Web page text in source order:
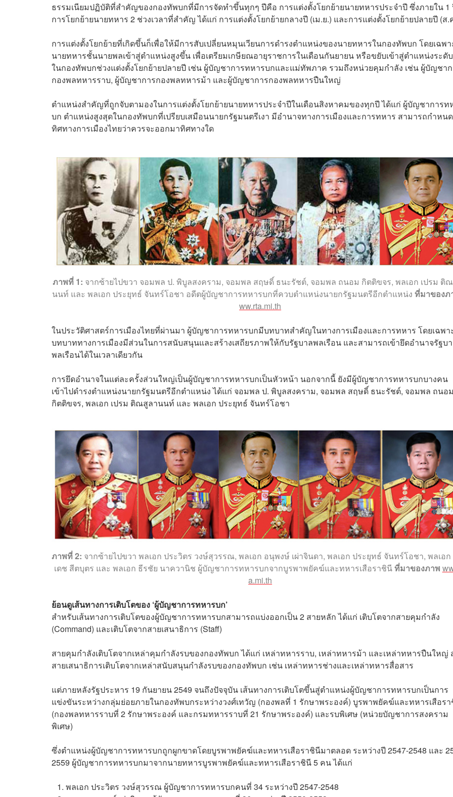
ธรรมเนียมปฏิบัติที่สำคัญของกองทัพบกที่มีการจัดทำขึ้นทุกๆ ปีคือ การแต่งตั้งโยกย้ายนายทหารประจำปี ซึ่งภายใน 1
การโยกย้ายนายทหาร 2 ช่วงเวลาที่สำคัญ ได้แก่ การแต่งตั้งโยกย้ายกลางปี (เม.ย.) และการแต่งตั้งโยกย้ายปลายปี (ส.
การแต่งตั้งโยกย้ายที่เกิดขึ้นก็เพื่อให้มีการสับเปลี่ยนหมุนเวียนการดำรงตำแหน่งของนายทหารในกองทัพบก โดยเฉพา
นายทหารชั้นนายพลเข้าสู่ตำแหน่งสูงขึ้น เพื่อเตรียมเกษียณอายุราชการในเดือนกันยายน หรือขยับเข้าสู่ตำแหน่งระดั
ในกองทัพบกช่วงแต่งตั้งโยกย้ายปลายปี เช่น ผู้บัญชาการทหารบกและแม่ทัพภาค รวมถึงหน่วยคุมกำลัง เช่น ผู้บัญชา
กองพลทหารราบ, ผู้บัญชาการกองพลทหารม้า และผู้บัญชาการกองพลทหารปืนใหญ่
ตำแหน่งสำคัญที่ถูกจับตามองในการแต่งตั้งโยกย้ายนายทหารประจำปีในเดือนสิงหาคมของทุกปี ได้แก่ ผู้บัญชาการท
บก ตำแหน่งสูงสุดในกองทัพบกที่เปรียบเสมือนนายกรัฐมนตรีเงา มีอำนาจทางการเมืองและการทหาร สามารถกำหนด
ทิศทางการเมืองไทยว่าควรจะออกมาทิศทางใด
ภาพที่ 1: จากซ้ายไปขวา จอมพล ป. พิบูลสงคราม, จอมพล สฤษดิ์ ธนะรัชต์, จอมพล ถนอม กิตติขจร, พลเอก เปรม ติ
นนท์ และ พลเอก ประยุทธ์ จันทร์โอชา อดีตผู้บัญชาการทหารบกที่ควบตำแหน่งนายกรัฐมนตรีอีกตำแหน่ง ที่มาของภ
ww.rta.mi.th
ในประวัติศาสตร์การเมืองไทยที่ผ่านมา ผู้บัญชาการทหารบกมีบทบาทสำคัญในทางการเมืองและการทหาร โดยเฉพา
บทบาททางการเมืองมีส่วนในการสนับสนุนและสร้างเสถียรภาพให้กับรัฐบาลพลเรือน และสามารถเข้ายึดอำนาจรัฐบ
พลเรือนได้ในเวลาเดียวกัน
การยึดอำนาจในแต่ละครั้งส่วนใหญ่เป็นผู้บัญชาการทหารบกเป็นหัวหน้า นอกจากนี้ ยังมีผู้บัญชาการทหารบกบางคน
เข้าไปดำรงตำแหน่งนายกรัฐมนตรีอีกตำแหน่ง ได้แก่ จอมพล ป. พิบูลสงคราม, จอมพล สฤษดิ์ ธนะรัชต์, จอมพล ถนอม
กิตติขจร, พลเอก เปรม ติณสูลานนท์ และ พลเอก ประยุทธ์ จันทร์โอชา
ภาพที่ 2: จากซ้ายไปขวา พลเอก ประวิตร วงษ์สุวรรณ, พลเอก อนุพงษ์ เผ่าจินดา, พลเอก ประยุทธ์ จันทร์โอชา, พลเอ
เดช สีตบุตร และ พลเอก ธีรชัย นาควานิช ผู้บัญชาการทหารบกจากบูรพาพยัคฆ์และทหารเสือราชินีที่มาของภาพ
a.mi.th
ย้อนดูเส้นทางการเติบโตของ ‘ผู้บัญชาการทหารบก’
สำหรับเส้นทางการเติบโตของผู้บัญชาการทหารบกสามารถแบ่งออกเป็น 2 สายหลัก ได้แก่ เติบโตจากสายคุมกำลัง
(Command) และเติบโตจากสายเสนาธิการ (Staff)
สายคุมกำลังเติบโตจากเหล่าคุมกำลังรบของกองทัพบก ได้แก่ เหล่าทหารราบ, เหล่าทหารม้า และเหล่าทหารปืนใหญ่
สายเสนาธิการเติบโตจากเหล่าสนับสนุนกำลังรบของกองทัพบก เช่น เหล่าทหารช่างและเหล่าทหารสื่อสาร
แต่ภายหลังรัฐประหาร 19 กันยายน 2549 จนถึงปัจจุบัน เส้นทางการเติบโตขึ้นสู่ตำแหน่งผู้บัญชาการทหารบกเป็นการ
แข่งขันระหว่างกลุ่มย่อยภายในกองทัพบกระหว่างวงศ์เทวัญ (กองพลที่ 1 รักษาพระองค์) บูรพาพยัคฆ์และทหารเสือร
(กองพลทหารราบที่ 2 รักษาพระองค์ และกรมทหารราบที่ 21 รักษาพระองค์) และรบพิเศษ (หน่วยบัญชาการสงคราม
พิเศษ)
ซึ่งตำแหน่งผู้บัญชาการทหารบกถูกผูกขาดโดยบูรพาพยัคฆ์และทหารเสือราชินีมาตลอด ระหว่างปี 2547-2548 และ
2559 ผู้บัญชาการทหารบกมาจากนายทหารบูรพาพยัคฆ์และทหารเสือราชินี 5 คน ได้แก่
พลเอก ประวิตร วงษ์สุวรรณ ผู้บัญชาการทหารบกคนที่ 34 ระหว่างปี 2547-2548